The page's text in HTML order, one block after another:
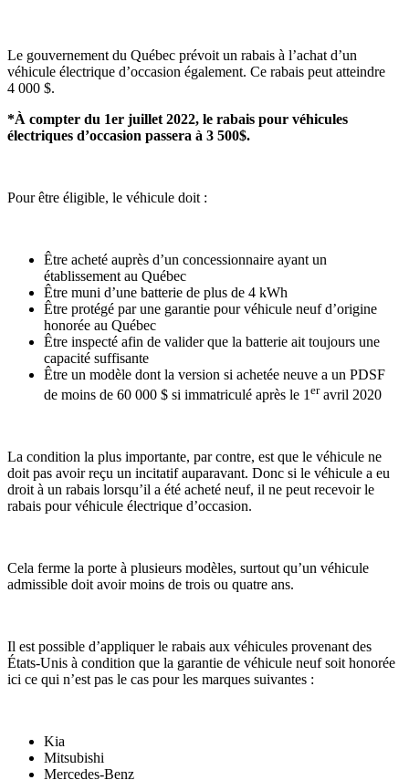
Le gouvernement du Québec prévoit un rabais à l’achat d’un
véhicule électrique d’occasion également. Ce rabais peut atteindre
4 000 $.
*À compter du 1er juillet 2022, le rabais pour véhicules
électriques d’occasion passera à 3 500$.
Pour être éligible, le véhicule doit :
Être acheté auprès d’un concessionnaire ayant un
établissement au Québec
Être muni d’une batterie de plus de 4 kWh
Être protégé par une garantie pour véhicule neuf d’origine
honorée au Québec
Être inspecté afin de valider que la batterie ait toujours une
capacité suffisante
Être un modèle dont la version si achetée neuve a un PDSF
de moins de 60 000 $ si immatriculé après le 1 eravril 2020
La condition la plus importante, par contre, est que le véhicule ne
doit pas avoir reçu un incitatif auparavant. Donc si le véhicule a eu
droit à un rabais lorsqu’il a été acheté neuf, il ne peut recevoir le
rabais pour véhicule électrique d’occasion.
Cela ferme la porte à plusieurs modèles, surtout qu’un véhicule
admissible doit avoir moins de trois ou quatre ans.
Il est possible d’appliquer le rabais aux véhicules provenant des
États-Unis à condition que la garantie de véhicule neuf soit honorée
ici ce qui n’est pas le cas pour les marques suivantes :
Kia
Mitsubishi
Mercedes-Benz